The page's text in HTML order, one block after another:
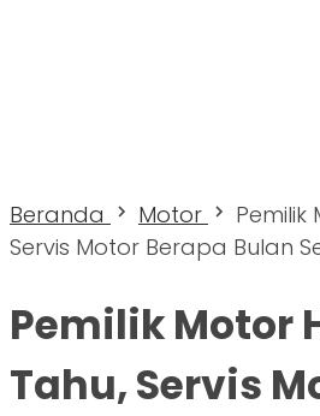
Beranda Motor
Pemilik
Servis Motor Berapa Bulan
Pemilik Motor
Tahu, Servis